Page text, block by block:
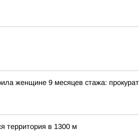
женщине 9 месяцев стажа:
территория в 1300 м